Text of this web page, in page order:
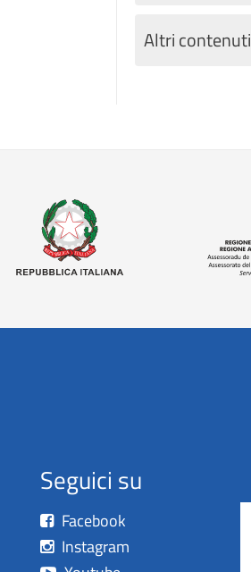
Altri contenuti
Seguici su
Facebook
Instagram